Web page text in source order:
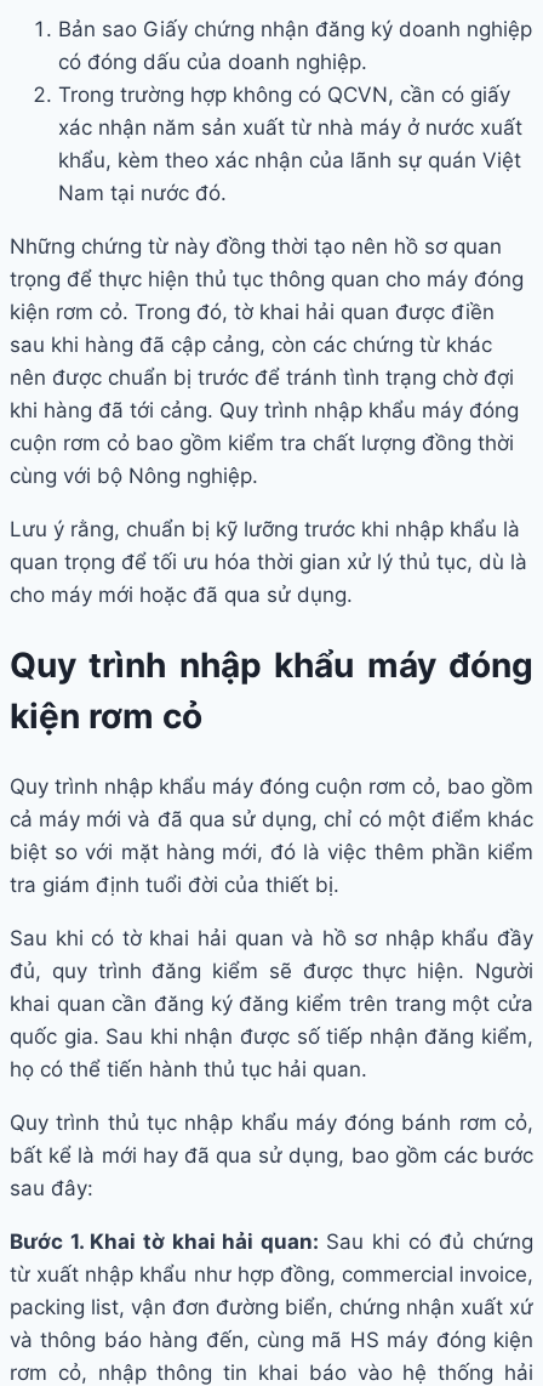
Bản sao Giấy chứng nhận đăng ký doanh nghiệp
có đóng dấu của doanh nghiệp.
Trong trường hợp không có QCVN, cần có giấy
xác nhận năm sản xuất từ nhà máy ở nước xuất
khẩu, kèm theo xác nhận của lãnh sự quán Việt
Nam tại nước đó.
Những chứng từ này đồng thời tạo nên hồ sơ quan
trọng để thực hiện thủ tục thông quan cho máy đóng
kiện rơm cỏ. Trong đó, tờ khai hải quan được điền
sau khi hàng đã cập cảng, còn các chứng từ khác
nên được chuẩn bị trước để tránh tình trạng chờ đợi
khi hàng đã tới cảng. Quy trình nhập khẩu máy đóng
cuộn rơm cỏ bao gồm kiểm tra chất lượng đồng thời
cùng với bộ Nông nghiệp.
Lưu ý rằng, chuẩn bị kỹ lưỡng trước khi nhập khẩu là
quan trọng để tối ưu hóa thời gian xử lý thủ tục, dù là
cho máy mới hoặc đã qua sử dụng.
Quy trình nhập khẩu máy đóng
kiện rơm cỏ
Quy trình nhập khẩu máy đóng cuộn rơm cỏ, bao gồm
cả máy mới và đã qua sử dụng, chỉ có một điểm khác
biệt so với mặt hàng mới, đó là việc thêm phần kiểm
tra giám định tuổi đời của thiết bị.
Sau khi có tờ khai hải quan và hồ sơ nhập khẩu đầy
đủ, quy trình đăng kiểm sẽ được thực hiện. Người
khai quan cần đăng ký đăng kiểm trên trang một cửa
quốc gia. Sau khi nhận được số tiếp nhận đăng kiểm,
họ có thể tiến hành thủ tục hải quan.
Quy trình thủ tục nhập khẩu máy đóng bánh rơm cỏ,
bất kể là mới hay đã qua sử dụng, bao gồm các bước
sau đây:
Bước 1. Khai tờ khai hải quan: Sau khi có đủ chứng
từ xuất nhập khẩu như hợp đồng, commercial invoice,
packing list, vận đơn đường biển, chứng nhận xuất xứ
và thông báo hàng đến, cùng mã HS máy đóng kiện
rơm cỏ, nhập thông tin khai báo vào hệ thống hải